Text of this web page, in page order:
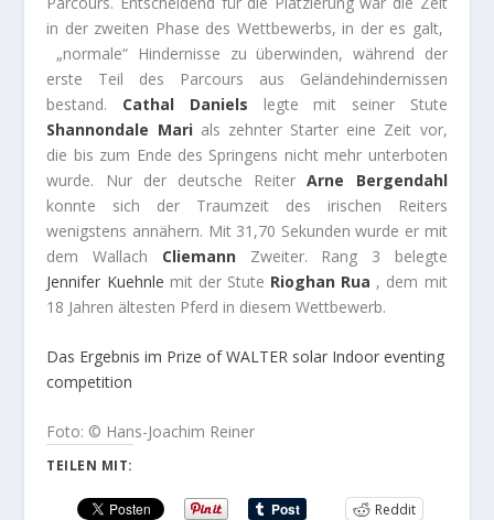
in der zweiten Phase des Wettbewerbs, in der es galt,
„normale“ Hindernisse zu überwinden, während der
erste Teil des Parcours aus Geländehindernissen
bestand. Cathal Daniels legte mit seiner Stute
Shannondale Marials zehnter Starter eine Zeit vor,
die bis zum Ende des Springens nicht mehr unterboten
wurde. Nur der deutsche ReiterArne Bergendahl
konnte sich der Traumzeit des irischen Reiters
wenigstens annähern. Mit 31,70 Sekunden wurde er mit
dem Wallach Cliemann
Zweiter. Rang 3 belegte
Jennifer Kuehnle mit der Stute Rioghan Rua , dem mit
18 Jahren ältesten Pferd in diesem Wettbewerb.
Das Ergebnis im Prize of WALTER solar Indoor eventing
competition
Foto: © Hans-Joachim Reiner
TEILEN MIT:
Reddit